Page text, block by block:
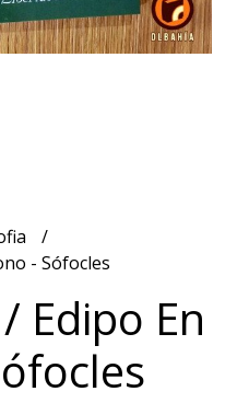
- Sófocles
Edipo En